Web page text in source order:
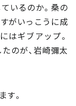
いるのか。桑の
がいっこうに成
はギブアップ。
のが、岩崎彌太
す。